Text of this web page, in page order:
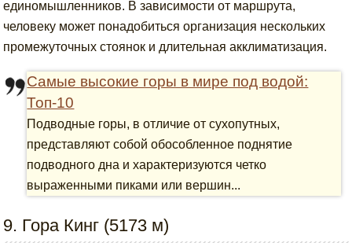
единомышленников. В зависимости от маршрута,
человеку может понадобиться организация нескольких
промежуточных стоянок и длительная акклиматизация.
Самые высокие горы в мире под водой:
Топ-10
Подводные горы, в отличие от сухопутных,
представляют собой обособленное поднятие
подводного дна и характеризуются четко
выраженными пиками или вершин...
9. Гора Кинг (5173 м)